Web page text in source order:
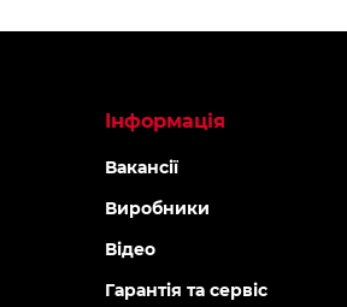
Інформація
Вакансії
Виробники
Відео
Гарантія та сервіс